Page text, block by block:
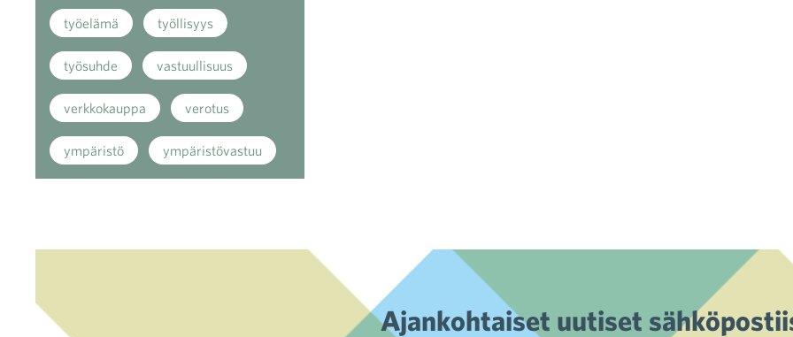
työelämä työllisyys
työsuhde vastuullisuus
verkkokauppa verotus
ympäristö ympäristövastuu
Ajankohtaiset uutiset